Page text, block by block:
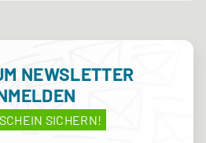
NEWSLETTER
SICHERN!